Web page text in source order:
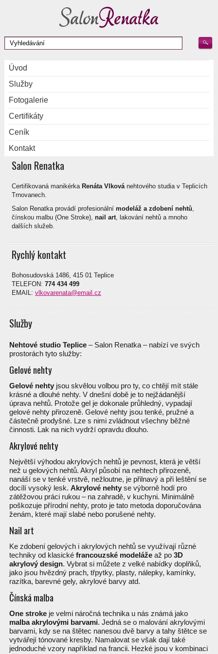
Úvod
Služby
Fotogalerie
Certifikáty
Ceník
Kontakt
Salon Renatka
Certifikovaná manikérka Renáta Vlková nehtového studia v Teplicích
Trnovanech.
Salon Renatka provádí profesionální modeláž a zdobení nehtů,
čínskou malbu (One Stroke), nail art, lakování nehtů a mnoho
dalších služeb.
Rychlý kontakt
Bohosudovská 1486, 415 01 Teplice
TELEFON: 774 434 499
EMAIL: vlkovarenata@email.cz
Služby
Nehtové studio Teplice– Salon Renatka – nabízí ve svých
prostorách tyto služby:
Gelové nehty
Gelové nehtyjsou skvělou volbou pro ty, co chtějí mít stále
krásné a dlouhé nehty. V dnešní době je to nejžádanější
úprava nehtů. Protože gel je dokonale průhledný, vypadají
gelové nehty přirozeně. Gelové nehty jsou tenké, pružné a
částečně prodyšné. Lze s nimi zvládnout všechny běžné
činnosti. Lak na nich vydrží opravdu dlouho.
Akrylové nehty
Největší výhodou akrylových nehtů je pevnost, která je větší
než u gelových nehtů. Akryl působí na nehtech přirozeně,
nanáší se v tenké vrstvě, nežloutne, je přilnavý a při leštění se
docílí vysoký lesk. Akrylové nehtyse výborně hodí pro
zátěžovou práci rukou – na zahradě, v kuchyni. Minimálně
poškozuje přírodní nehty, proto je tato metoda doporučována
ženám, které mají slabé nebo porušené nehty.
Nail art
Ke zdobení gelových i akrylových nehtů se využívají různé
techniky od klasické francouzské modelážeaž po 3D
akrylový design. Vybrat si můžete z velké nabídky doplňků,
jako jsou hvězdný prach, třpytky, plasty, nálepky, kamínky,
razítka, barevné gely, akrylové barvy atd.
Čínská malba
One strokeje velmi náročná technika u nás známá jako
malba akrylovými barvami. Jedná se o malování akrylovými
barvami, kdy se na štětec nanesou dvě barvy a tahy štětce se
vytvářejí tónované kresby. Namalovat se však dají také
jednoduché vzory například na francii. Hezké jsou v kombinaci